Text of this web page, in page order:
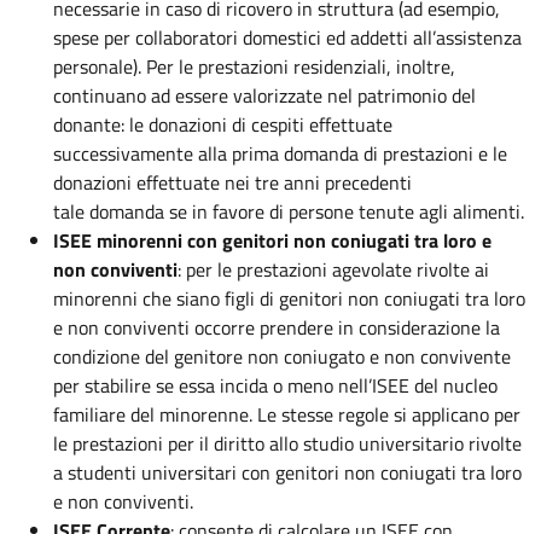
necessarie in caso di ricovero in struttura (ad esempio,
spese per collaboratori domestici ed addetti all’assistenza
personale). Per le prestazioni residenziali, inoltre,
continuano ad essere valorizzate nel patrimonio del
donante: le donazioni di cespiti effettuate
successivamente alla prima domanda di prestazioni e le
donazioni effettuate nei tre anni precedenti
tale domanda se in favore di persone tenute agli alimenti.
ISEE minorenni con genitori non coniugati tra loro e
non conviventi: per le prestazioni agevolate rivolte ai
minorenni che siano figli di genitori non coniugati tra loro
e non conviventi occorre prendere in considerazione la
condizione del genitore non coniugato e non convivente
per stabilire se essa incida o meno nell’ISEE del nucleo
familiare del minorenne. Le stesse regole si applicano per
le prestazioni per il diritto allo studio universitario rivolte
a studenti universitari con genitori non coniugati tra loro
e non conviventi.